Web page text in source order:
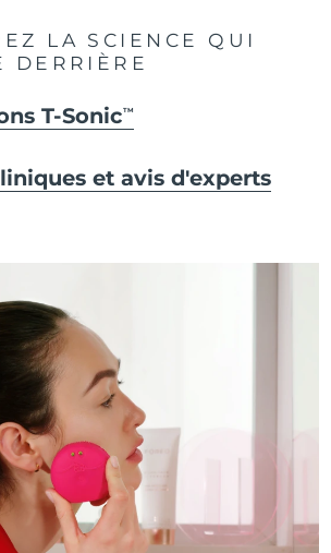
LA SCIENCE QUI
DERRIÈRE
T-SonicTM
et avis d'experts